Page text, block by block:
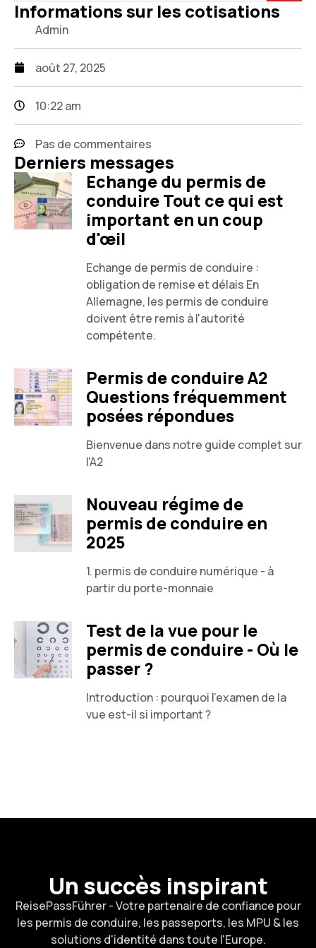
Informations sur les cotisations
Admin
août 27, 2025
10:22 am
Pas de commentaires
Derniers messages
Echange du permis de
conduire Tout ce qui est
important en un coup
d'œil
Echange de permis de conduire :
obligation de remise et délais En
Allemagne, les permis de conduire
doivent être remis à l'autorité
compétente.
Permis de conduire A2
Questions fréquemment
posées répondues
Bienvenue dans notre guide complet sur
l'A2
Nouveau régime de
permis de conduire en
2025
1. permis de conduire numérique - à
partir du porte-monnaie
Test de la vue pour le
permis de conduire - Où le
passer ?
Introduction : pourquoi l'examen de la
vue est-il si important ?
Un succès inspirant
ReisePassFührer - Votre partenaire de confiance pour
les permis de conduire, les passeports, les MPU & les
solutions d'identité dans toute l'Europe.